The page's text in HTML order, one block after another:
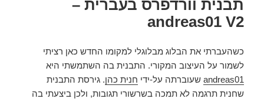
תבנית וורדפרס בעברית –
andreas01 V2
כשהעברתי את הבלוג מבלוגלי למקומו החדש כאן רציתי
לשמור על העיצוב המקורי. התבנית בה השתמשתי היא
andreas01 שעוברתה על-ידי חנית כהן. גירסת התבנית
שחנית תרגמה לא תמכה בשרשורי תגובות, ולכן ביצעתי בה